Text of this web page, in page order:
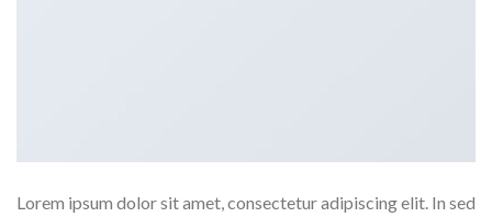
Lorem ipsum dolor sit amet, consectetur adipiscing elit. In sed